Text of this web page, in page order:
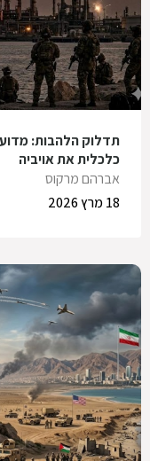
תדלוק הלהבות:
כלכלית את אויביה
אברהם מרקוס
18 מרץ 2026